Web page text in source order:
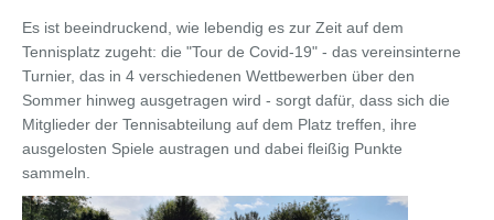
Es ist beeindruckend, wie lebendig es zur Zeit auf dem
Tennisplatz zugeht: die "Tour de Covid-19" - das vereinsinterne
Turnier, das in 4 verschiedenen Wettbewerben über den
Sommer hinweg ausgetragen wird - sorgt dafür, dass sich die
Mitglieder der Tennisabteilung auf dem Platz treffen, ihre
ausgelosten Spiele austragen und dabei fleißig Punkte
sammeln.